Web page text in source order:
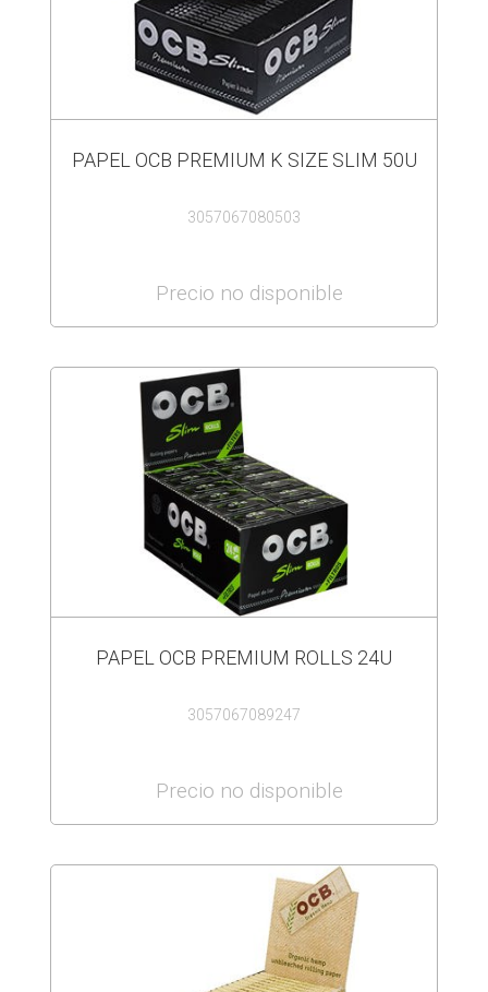
PAPEL OCB PREMIUM K SIZE SLIM 50U
3057067080503
Precio no disponible
PAPEL OCB PREMIUM ROLLS 24U
3057067089247
Precio no disponible